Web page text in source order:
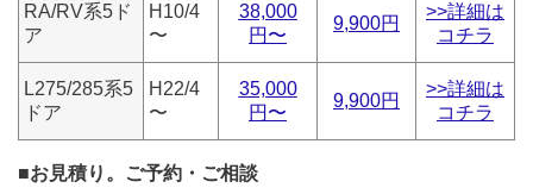
RA/RV系5ド
ア
H10/4
〜
38,000
円〜
9,900円
>>詳細は
コチラ
L275/285系5
ドア
H22/4
〜
35,000
円〜
9,900円
>>詳細は
コチラ
■お見積り。ご予約・ご相談